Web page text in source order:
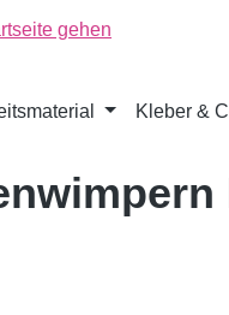
Hauptnavigation
Kleber &